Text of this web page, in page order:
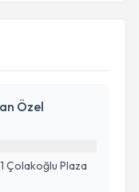
Özel
Çolakoğlu Plaza